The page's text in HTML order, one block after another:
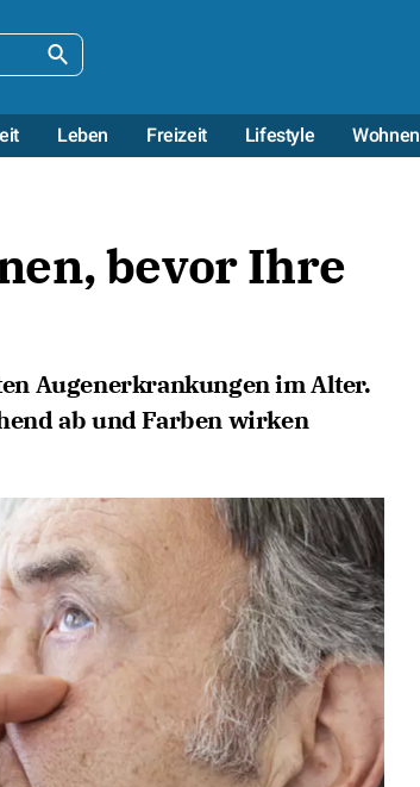
Leben Freizeit Lifestyle Wohnen
bevor Ihre
Augenerkrankungen im Alter.
ab und Farben wirken